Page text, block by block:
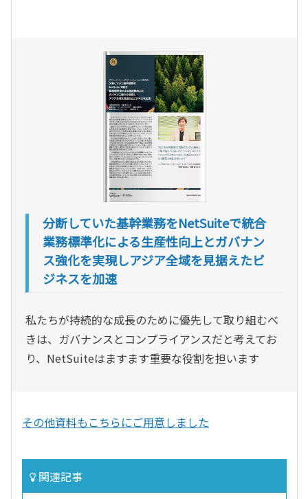
分断していた基幹業務をNetSuiteで統合
業務標準化による生産性向上とガバナン
ス強化を実現しアジア全域を見据えたビ
ジネスを加速
私たちが持続的な成長のために優先して取り組むべ
きは、ガバナンスとコンプライアンスだと考えてお
り、NetSuiteはますます重要な役割を担います
その他資料もこちらにご用意しました
関連記事